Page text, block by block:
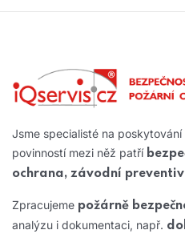
Jsme specialisté na
povinností mezi něž patří
ochrana, závodní
Zpracujeme požárně
analýzu i dokumentaci, např.